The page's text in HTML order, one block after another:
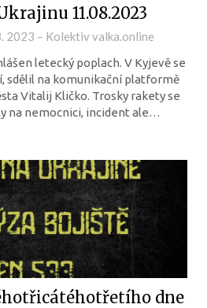
11.08.2023
2023 – Kolektiv valka.online
letecký poplach. V Kyjevě se
sdělil na komunikační platformě
Vitalij Kličko. Trosky rakety se
na nemocnici, incident ale…
dne